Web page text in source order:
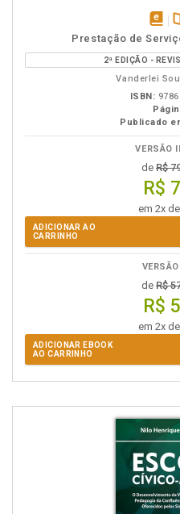
em
eBook
Prestação de
2ª EDIÇÃO -
Vanderlei
ISBN:
Publicado
VERSÃO
de R$
R$
em 2x
ADICIONAR AO
CARRINHO
de R$
R$
em 2x
ADICIONAR EBOOK
AO CARRINHO